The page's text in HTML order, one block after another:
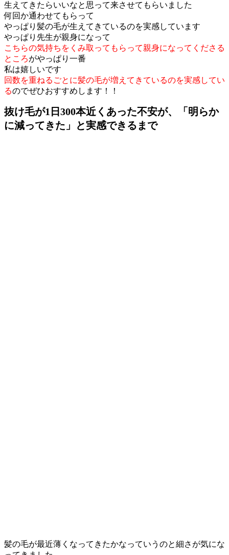
生えてきたらいいなと思って来させてもらいました
何回か通わせてもらって
やっぱり髪の毛が生えてきているのを実感しています
やっぱり先生が親身になって
こちらの気持ちをくみ取ってもらって親身になってくださる
ところがやっぱり一番
私は嬉しいです
回数を重ねるごとに髪の毛が増えてきているのを実感してい
るのでぜひおすすめします！！
抜け毛が1日300本近くあった不安が、「明らか
に減ってきた」と実感できるまで
髪の毛が最近薄くなってきたかなっていうのと細さが気にな